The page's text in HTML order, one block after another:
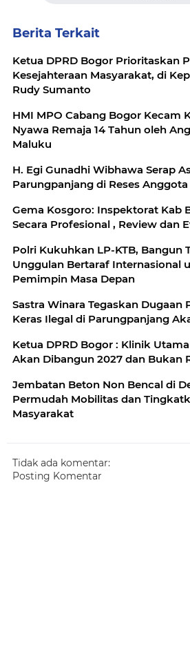
Berita Terkait
Ketua DPRD Bogor Prioritaskan
Kesejahteraan Masyarakat, di
Rudy Sumanto
HMI MPO Cabang Bogor Kecam
Nyawa Remaja 14 Tahun oleh
Maluku
H. Egi Gunadhi Wibhawa Serap
Parungpanjang di Reses
Gema Kosgoro: Inspektorat Kab
Secara Profesional , Review dan
Polri Kukuhkan LP-KTB, Bangun
Unggulan Bertaraf Internasional
Pemimpin Masa Depan
Sastra Winara Tegaskan Dugaan
Keras Ilegal di Parungpanjang
Ketua DPRD Bogor : Klinik
Akan Dibangun 2027 dan Bukan
Jembatan Beton Non Bencal di
Permudah Mobilitas dan
Masyarakat
Tidak ada komentar:
Posting Komentar